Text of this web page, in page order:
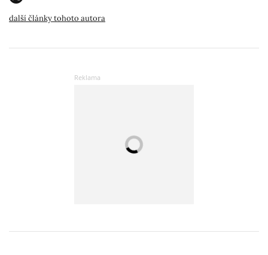
další články tohoto autora